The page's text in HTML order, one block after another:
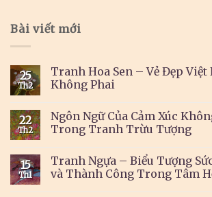
Bài viết mới
25
Th2
Tranh Hoa Sen – Vẻ Đẹp Việt
Không Phai
22
Th2
Ngôn Ngữ Của Cảm Xúc
Trong Tranh Trừu Tượng
15
Th1
Tranh Ngựa – Biểu Tượng
và Thành Công Trong Tâm